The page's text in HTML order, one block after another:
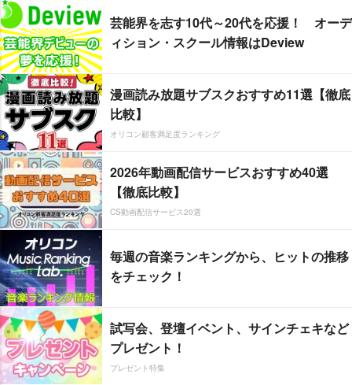
芸能界を志す10代～20代を応援！ オーデ
ィション・スクール情報はDeview
漫画読み放題サブスクおすすめ11選【徹底
比較】
オリコン顧客満足度ランキング
2026年動画配信サービスおすすめ40選
【徹底比較】
CS動画配信サービス20選
毎週の音楽ランキングから、ヒットの推移
をチェック！
試写会、登壇イベント、サインチェキなど
プレゼント！
プレゼント特集